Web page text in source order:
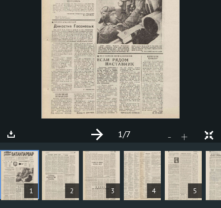
1 2 3 4 5
- +
1/7
СТАТЬИ
Страница №1